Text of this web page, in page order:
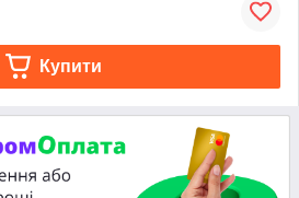
Купити